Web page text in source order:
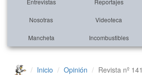
Entrevistas Reportajes
Nosotras Videoteca
Mancheta Incombustibles
Inicio Opinión Revista nº 141